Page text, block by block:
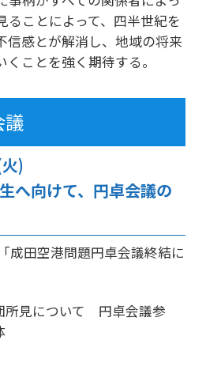
ることによって、四半世紀を
信感とが解消し、地域の将来
ことを強く期待する。
議
)
へ向けて、円卓会議の
成田空港問題円卓会議終結に
所見について 円卓会議参